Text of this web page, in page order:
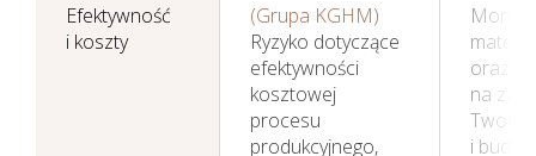
Efektywność
i koszty
(Grupa KGHM)
Ryzyko dotyczące
efektywności
kosztowej
procesu
produkcyjnego,
oraz
na
i